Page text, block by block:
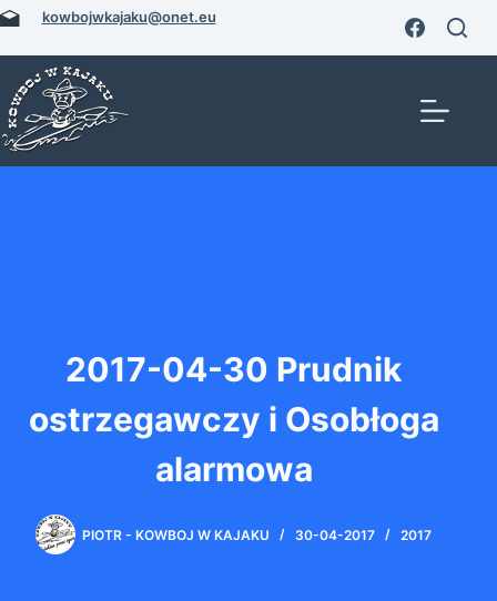
Przejdź
treści
kowbojwkajaku@onet.eu
2017-04-30 Prudnik
ostrzegawczy i Osobłoga
alarmowa
PIOTR - KOWBOJ W KAJAKU 30-04-2017 2017